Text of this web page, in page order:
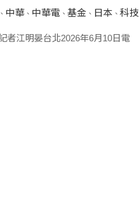
、 中華、 中華電 、 基金 、 日本 、 科技
者江明晏台北2026年6月10日電